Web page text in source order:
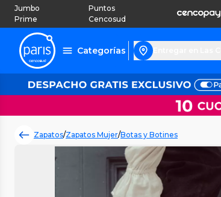
Jumbo
Prime
Puntos
Cencosud
Categorías
Zapatos/Zapatos Mujer/Botas y Botines